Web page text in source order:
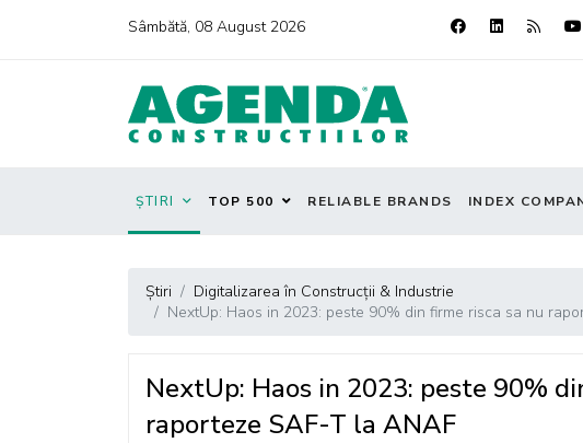
Sâmbătă, 08 August 2026
ȘTIRI TOP 500 RELIABLE BRANDS INDEX
Știri
Digitalizarea în Construcții & Industrie
NextUp: Haos in 2023: peste 90% din firme risca sa nu
NextUp: Haos in 2023: peste 90%
raporteze SAF-T la ANAF